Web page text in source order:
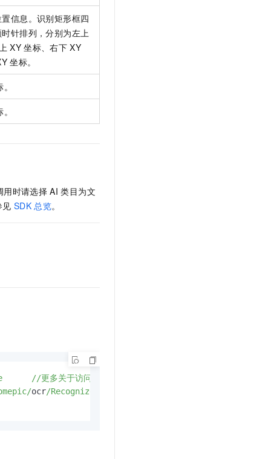
信息。识别矩形框四
针排列，分别为左上
XY 坐标、右下 XY
坐标。
用时请选择 AI 类目为文
见 SDK 总览。
//更多关于访问域名（Endpoint）信息，请参见：https:/
ocr/RecognizeLicensePlate/